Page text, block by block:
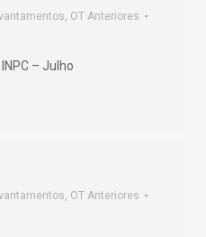
, OT Anteriores
– Julho
, OT Anteriores